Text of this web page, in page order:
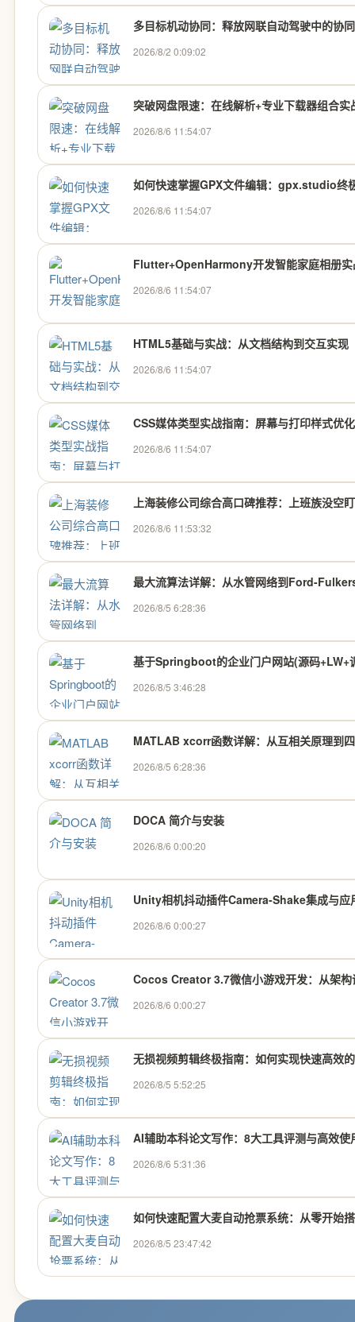
多目标机动协同：释放网联自动驾驶中的协
2026/8/2 0:09:02
突破网盘限速：在线解析+专业下载器组合实
2026/8/6 11:54:07
如何快速掌握GPX文件编辑：gpx.studio终
2026/8/6 11:54:07
Flutter+OpenHarmony开发智能家庭相册实
2026/8/6 11:54:07
HTML5基础与实战：从文档结构到交互实现
2026/8/6 11:54:07
CSS媒体类型实战指南：屏幕与打印样式优化
2026/8/6 11:54:07
上海装修公司综合高口碑推荐：上班族没空
2026/8/6 11:53:32
最大流算法详解：从水管网络到Ford-
2026/8/5 6:28:36
基于Springboot的企业门户网站(源码+LW+
2026/8/5 3:46:28
MATLAB xcorr函数详解：从互相关原理到
2026/8/5 6:28:36
DOCA 简介与安装
2026/8/6 0:00:20
Unity相机抖动插件Camera-Shake集成与应
2026/8/6 0:00:27
Cocos Creator 3.7微信小游戏开发：从架
2026/8/6 0:00:27
无损视频剪辑终极指南：如何实现快速高效
2026/8/5 5:52:25
AI辅助本科论文写作：8大工具评测与高效使
2026/8/6 5:31:36
如何快速配置大麦自动抢票系统：从零开始
2026/8/5 23:47:42